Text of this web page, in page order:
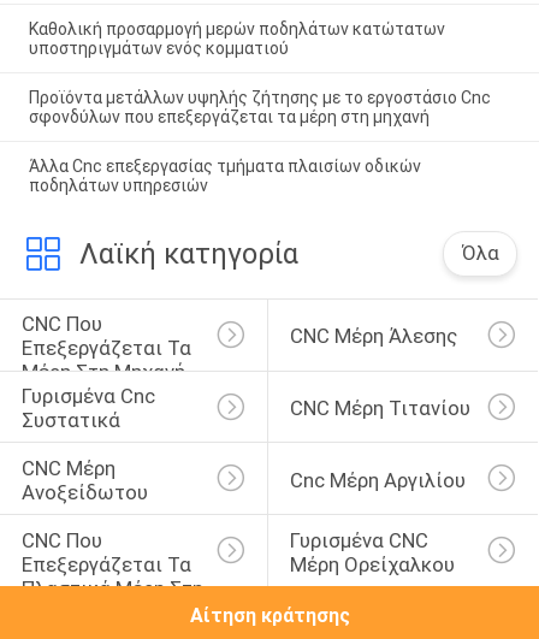
Καθολική προσαρμογή μερών ποδηλάτων κατώτατων
υποστηριγμάτων ενός κομματιού
Προϊόντα μετάλλων υψηλής ζήτησης με το εργοστάσιο Cnc
σφονδύλων που επεξεργάζεται τα μέρη στη μηχανή
Άλλα Cnc επεξεργασίας τμήματα πλαισίων οδικών
ποδηλάτων υπηρεσιών
Λαϊκή κατηγορία Όλα
CNC Που
Επεξεργάζεται Τα
Μέρη Στη Μηχανή
CNC Μέρη Άλεσης
Γυρισμένα Cnc
Συστατικά
CNC Μέρη Τιτανίου
CNC Μέρη
Ανοξείδωτου
Cnc Μέρη Αργιλίου
CNC Που
Επεξεργάζεται Τα
Πλαστικά Μέρη Στη
Γυρισμένα CNC
Μέρη Ορείχαλκου
Αίτηση κράτησης